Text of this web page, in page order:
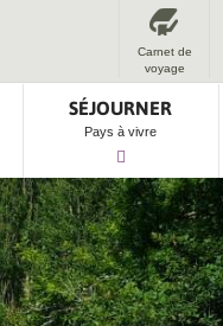
Carnet de
voyage
SÉJOURNER
Pays à vivre